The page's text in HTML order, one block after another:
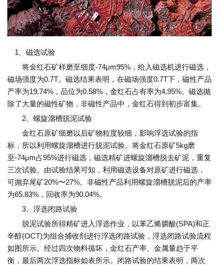
1、磁选试验
将金红石矿样磨至细度-74μm95%，给入磁选机进行磁选，
磁场强度为0.7T。磁选结果表明，在磁场强度0.7T下，磁性产品
产率为19.74%，品位为0.58%，金红石占有率为4.95%。磁选抛
除了大量的磁性矿物，非磁性产品中，金红石得到初步富集。
2、螺旋溜槽脱泥试验
金红石原矿细磨以后矿物粒度较细，影响浮选试验的指
标，所以利用螺旋溜槽进行脱泥试验。将金红石原矿5kg磨
至-74μm占95%进行磁选，磁选精矿进螺旋溜槽脱去矿泥，重复
三次试验。由试验结果可知，利用磁选设备对原矿进行磁选，
可抛弃尾矿20%〜27%。非磁性产品利用螺旋溜槽脱泥后的产率
为65.83%，回收率为90.04%。
3、浮选闭路试验
脱泥试验所得精矿进入浮选作业，以苯乙烯膦酸(SPA)和正
辛醇(OCT)为组合捕收剂进行浮选闭路试验，浮选闭路试验流程
如图所示。经过四次物料循坏，金红石产率、金属量趋于平
衡，最后两次浮选指标如表所示。闭路试验的结果表明，两次